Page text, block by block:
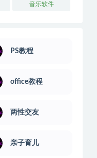
音乐软件
PS教程
office教程
两性交友
亲子育儿